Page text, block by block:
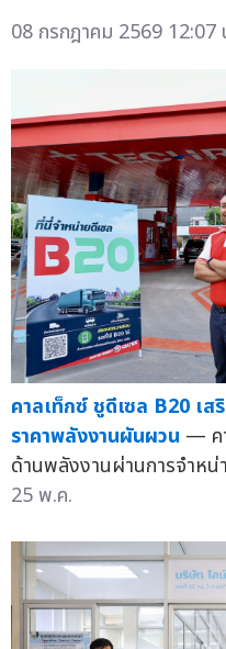
08 กรกฎาคม 2569 12:07
คาลเท็กซ์ ชูดีเซล B20 เ
ราคาพลังงานผันผวน — ค
ด้านพลังงานผ่านการจำห
25 พ.ค.